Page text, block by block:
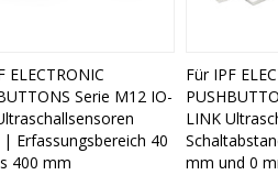
ELECTRONIC
Serie M12 IO-
| Erfassungsbereich 40
400 mm
Für IPF
LINK
mm und 0